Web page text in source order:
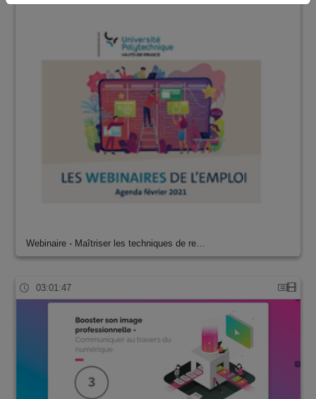
Webinaire - Maîtriser les techniques de re…
03:01:47